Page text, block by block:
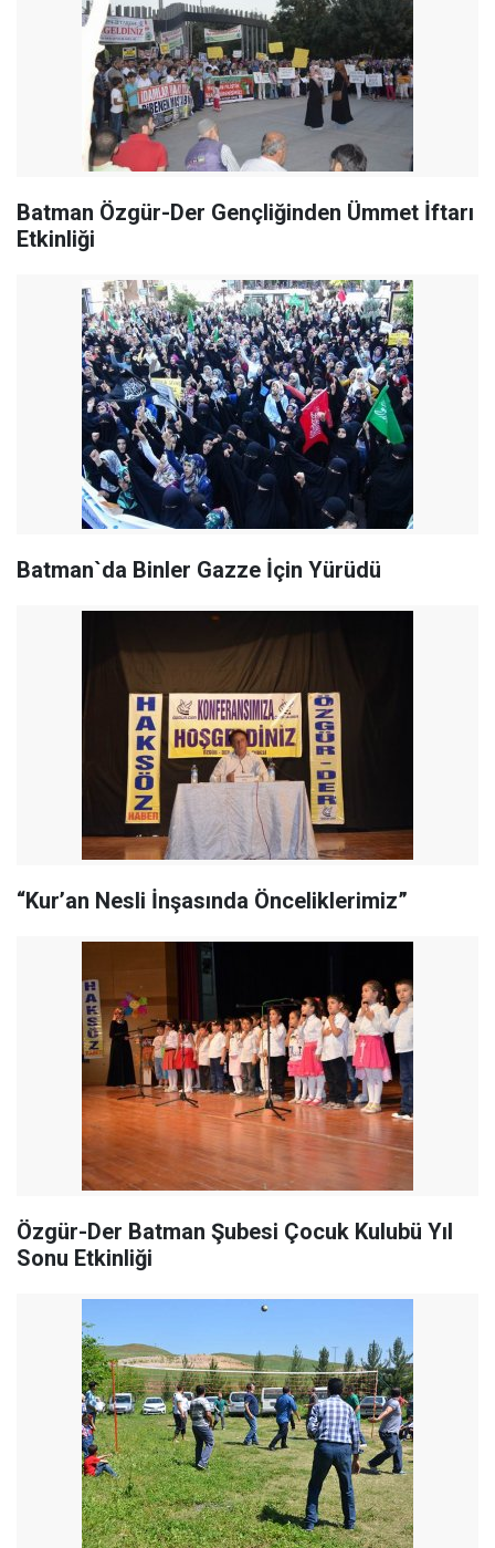
Batman Özgür-Der Gençliğinden Ümmet İftarı
Etkinliği
Batman`da Binler Gazze İçin Yürüdü
“Kur’an Nesli İnşasında Önceliklerimiz”
Özgür-Der Batman Şubesi Çocuk Kulubü Yıl
Sonu Etkinliği